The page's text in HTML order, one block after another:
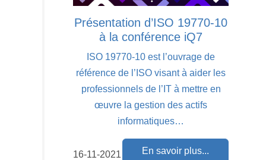
Présentation d’ISO 19770-10
à la conférence iQ7
ISO 19770-10 est l’ouvrage de
référence de l’ISO visant à aider les
professionnels de l’IT à mettre en
œuvre la gestion des actifs
informatiques…
En savoir plus...
16-11-2021